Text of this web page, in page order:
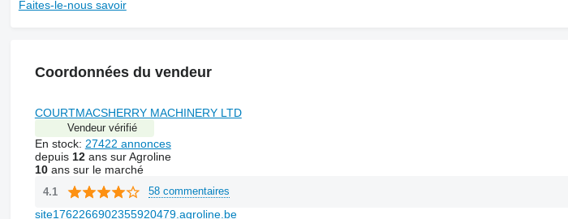
Faites-le-nous savoir
Coordonnées du vendeur
COURTMACSHERRY MACHINERY LTD
Vendeur vérifié
En stock: 27422 annonces
depuis 12ans sur Agroline
10ans sur le marché
4.1 58 commentaires
site1762266902355920479.agroline.be